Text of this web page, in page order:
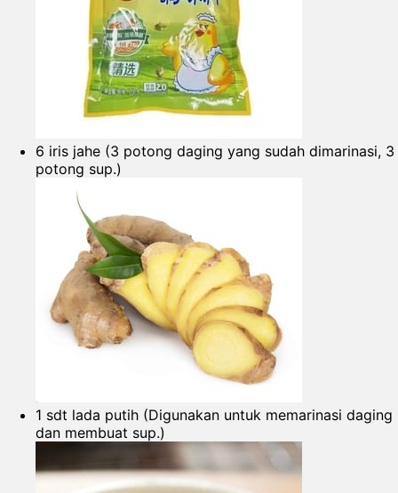
6 iris jahe (3 potong daging yang sudah dimarinasi, 3
potong sup.)
1 sdt lada putih (Digunakan untuk memarinasi daging
dan membuat sup.)